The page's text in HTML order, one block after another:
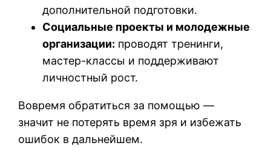
дополнительной подготовки.
Социальные проекты и молодежные
организации: проводят тренинги,
мастер-классы и поддерживают
личностный рост.
Вовремя обратиться за помощью —
значит не потерять время зря и избежать
ошибок в дальнейшем.